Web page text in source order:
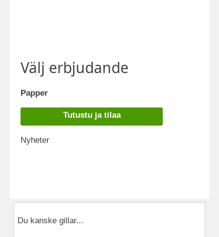
Välj erbjudande
Papper
Tutustu ja tilaa
Nyheter
Du kanske gillar...